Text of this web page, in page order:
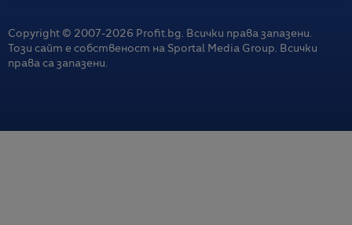
Copyright © 2007-2026 Profit.bg. Всички права запазени.
Този сайт е собственост на Sportal Media Group. Всички
права са запазени.